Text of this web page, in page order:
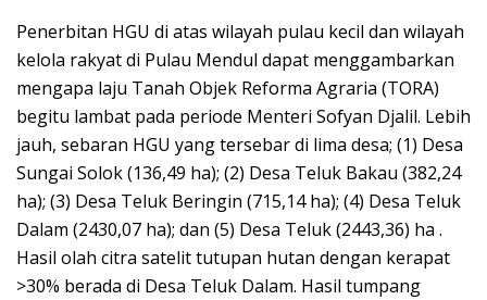
Penerbitan HGU di atas wilayah pulau kecil dan wilayah
kelola rakyat di Pulau Mendul dapat menggambarkan
mengapa laju Tanah Objek Reforma Agraria (TORA)
begitu lambat pada periode Menteri Sofyan Djalil. Lebih
jauh, sebaran HGU yang tersebar di lima desa; (1) Desa
Sungai Solok (136,49 ha); (2) Desa Teluk Bakau (382,24
ha); (3) Desa Teluk Beringin (715,14 ha); (4) Desa Teluk
Dalam (2430,07 ha); dan (5) Desa Teluk (2443,36) ha .
Hasil olah citra satelit tutupan hutan dengan kerapat
>30% berada di Desa Teluk Dalam. Hasil tumpang